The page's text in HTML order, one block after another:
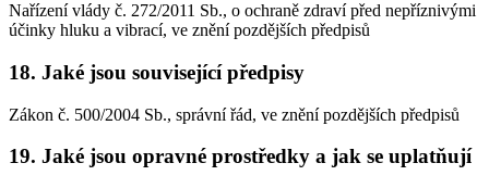
Nařízení vlády č. 272/2011 Sb., o ochraně zdraví před nepříznivými
účinky hluku a vibrací, ve znění pozdějších předpisů
18. Jaké jsou související předpisy
Zákon č. 500/2004 Sb., správní řád, ve znění pozdějších předpisů
19. Jaké jsou opravné prostředky a jak se uplatňují